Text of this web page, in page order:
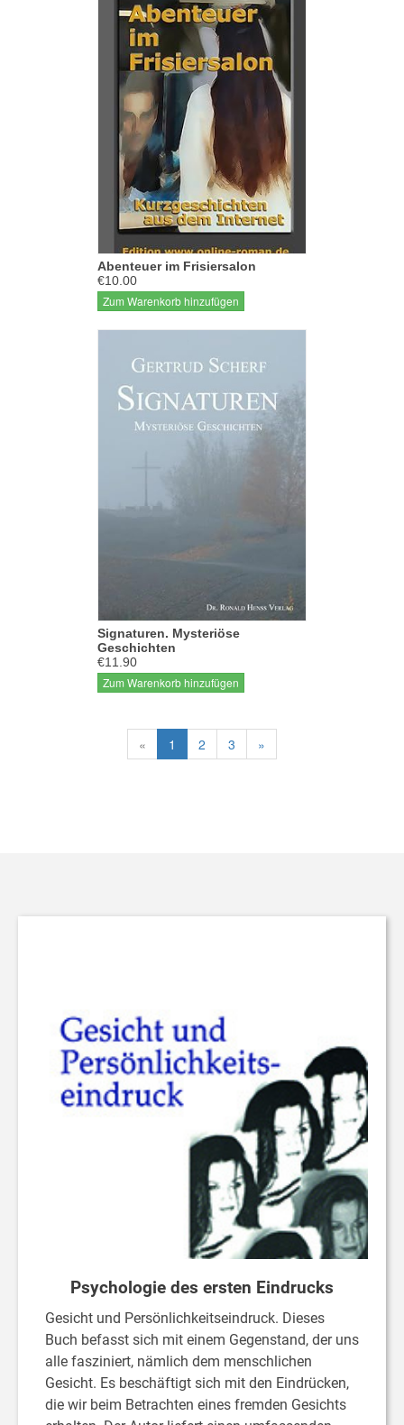
Abenteuer im Frisiersalon
€10.00
Zum Warenkorb hinzufügen
Signaturen. Mysteriöse
Geschichten
€11.90
Zum Warenkorb hinzufügen
« 1 2 3 »
Psychologie des ersten Eindrucks
Gesicht und Persönlichkeitseindruck. Dieses
Buch befasst sich mit einem Gegenstand, der uns
alle fasziniert, nämlich dem menschlichen
Gesicht. Es beschäftigt sich mit den Eindrücken,
die wir beim Betrachten eines fremden Gesichts